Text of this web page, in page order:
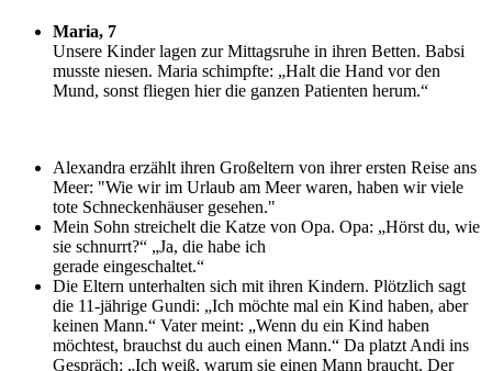
Maria, 7
Unsere Kinder lagen zur Mittagsruhe in ihren Betten. Babsi
musste niesen. Maria schimpfte: „Halt die Hand vor den
Mund, sonst fliegen hier die ganzen Patienten herum.“
Alexandra erzählt ihren Großeltern von ihrer ersten Reise ans
Meer: "Wie wir im Urlaub am Meer waren, haben wir viele
tote Schneckenhäuser gesehen."
Mein Sohn streichelt die Katze von Opa. Opa: „Hörst du, wie
sie schnurrt?“ „Ja, die habe ich
gerade eingeschaltet.“
Die Eltern unterhalten sich mit ihren Kindern. Plötzlich sagt
die 11-jährige Gundi: „Ich möchte mal ein Kind haben, aber
keinen Mann.“ Vater meint: „Wenn du ein Kind haben
möchtest, brauchst du auch einen Mann.“ Da platzt Andi ins
Gespräch: „Ich weiß, warum sie einen Mann braucht. Der